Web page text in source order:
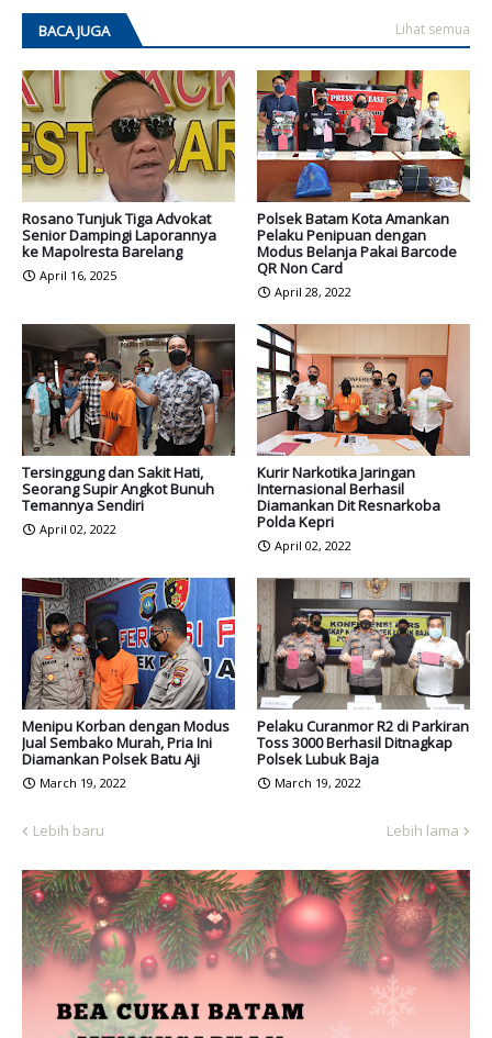
BACA JUGA Lihat semua
Rosano Tunjuk Tiga Advokat
Senior Dampingi Laporannya
ke Mapolresta Barelang
April 16, 2025
Polsek Batam Kota Amankan
Pelaku Penipuan dengan
Modus Belanja Pakai Barcode
QR Non Card
April 28, 2022
Tersinggung dan Sakit Hati,
Seorang Supir Angkot Bunuh
Temannya Sendiri
April 02, 2022
Kurir Narkotika Jaringan
Internasional Berhasil
Diamankan Dit Resnarkoba
Polda Kepri
April 02, 2022
Menipu Korban dengan Modus
Jual Sembako Murah, Pria Ini
Diamankan Polsek Batu Aji
March 19, 2022
Pelaku Curanmor R2 di Parkiran
Toss 3000 Berhasil Ditnagkap
Polsek Lubuk Baja
March 19, 2022
Lebih baru Lebih lama